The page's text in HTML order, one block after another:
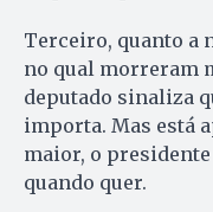
Terceiro, quanto a
no qual morreram
deputado sinaliza
importa. Mas está
maior, o
quando quer.